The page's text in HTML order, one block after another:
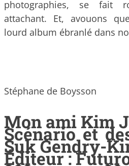
photographies, se fait
attachant. Et, avouons
lourd album ébranlé dans
Stéphane de Boysson
Mon ami Kim
Scénario et
Suk Gendry-
Éditeur :